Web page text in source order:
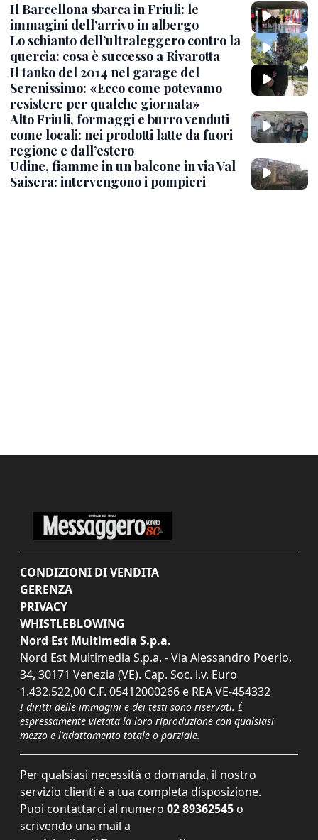
Il Barcellona sbarca in Friuli: le
immagini dell'arrivo in albergo
Lo schianto dell’ultraleggero contro la
quercia: cosa è successo a Rivarotta
Il tanko del 2014 nel garage del
Serenissimo: «Ecco come potevamo
resistere per qualche giornata»
Alto Friuli, formaggi e burro venduti
come locali: nei prodotti latte da fuori
regione e dall’estero
Udine, fiamme in un balcone in via Val
Saisera: intervengono i pompieri
CONDIZIONI DI VENDITA
GERENZA
PRIVACY
WHISTLEBLOWING
Nord Est Multimedia S.p.a.
Nord Est Multimedia S.p.a. - Via Alessandro Poerio,
34, 30171 Venezia (VE). Cap. Soc. i.v. Euro
1.432.522,00 C.F. 05412000266 e REA VE-454332
I diritti delle immagini e dei testi sono riservati. È
espressamente vietata la loro riproduzione con qualsiasi
mezzo e l'adattamento totale o parziale.
Per qualsiasi necessità o domanda, il nostro
servizio clienti è a tua completa disposizione.
Puoi contattarci al numero 02 89362545 o
scrivendo una mail a